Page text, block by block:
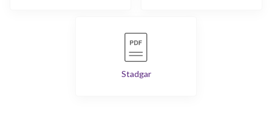
Stadgar